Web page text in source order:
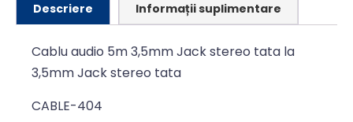
Descriere Informații suplimentare
Cablu audio 5m 3,5mm Jack stereo tata la
3,5mm Jack stereo tata
CABLE-404